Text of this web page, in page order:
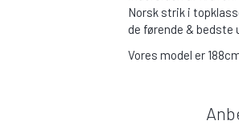
Norsk strik i
de førende & bedste
Vores model er